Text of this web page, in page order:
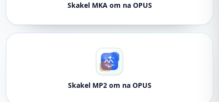
Skakel MKA om na OPUS
Skakel MP2 om na OPUS